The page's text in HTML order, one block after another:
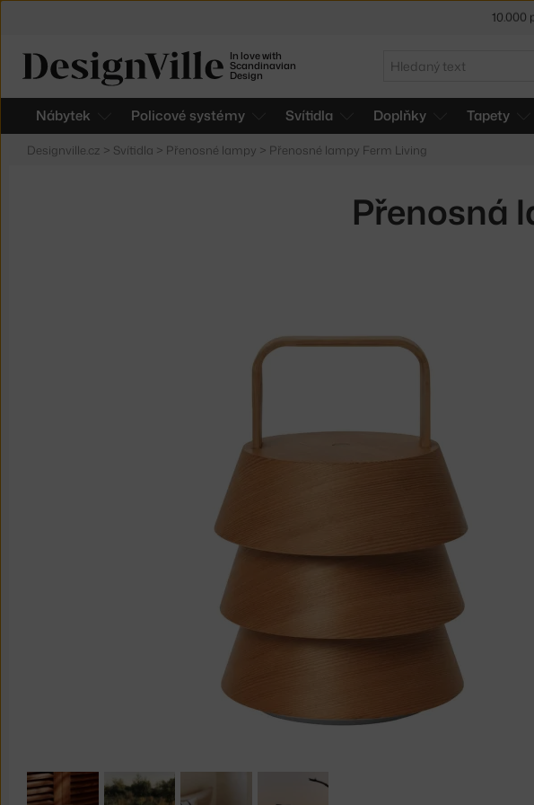
In love with
Scandinavian
Design
Hledat
Nábytek Policové systémy Svítidla Doplňky Tapety
Designville.cz > Svítidla > Přenosné lampy > Přenosné lampy Ferm Living
Přenosná